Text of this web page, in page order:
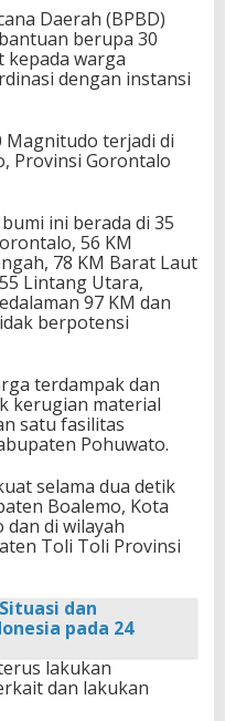
Daerah (BPBD)
berupa 30
kepada warga
dengan instansi
Magnitudo terjadi di
Provinsi Gorontalo
ini berada di 35
56 KM
78 KM Barat Laut
Lintang Utara,
97 KM dan
berpotensi
terdampak dan
kerugian material
satu fasilitas
Pohuwato.
selama dua detik
Boalemo, Kota
di wilayah
Toli Toli Provinsi
dan
pada 24
lakukan
dan lakukan